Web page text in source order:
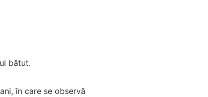
bătut.
în care se observă